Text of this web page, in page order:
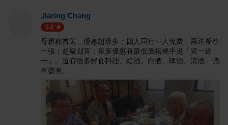
Jiaring Chang
5.0
母親節首選、優惠超級多；四人同行一人免費，再送餐卷
一張；超級划算；星座優惠有最低價格幾乎是「買一送
一」。還有很多鮮食料理、紅酒、白酒、啤酒、清酒....應
有盡有。